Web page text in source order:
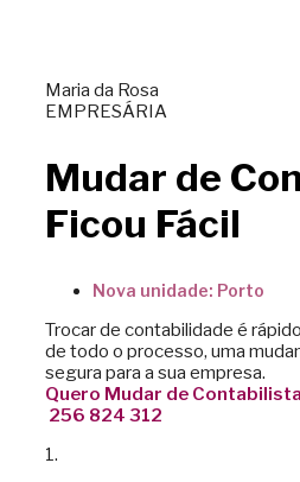
Maria da Rosa
EMPRESÁRIA
Mudar de
Ficou Fácil
Nova unidade: Porto
Trocar de contabilidade é
de todo o processo, uma
segura para a sua empresa.
Quero Mudar de Contabilista
256 824 312
1.